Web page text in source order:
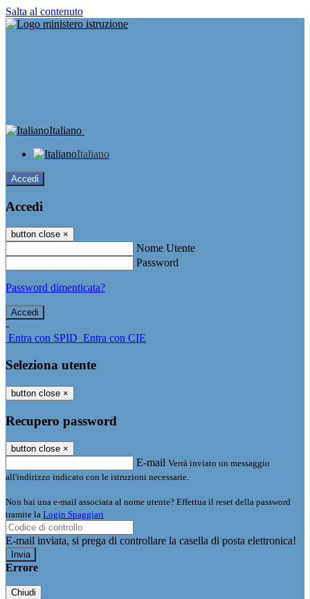
Salta al contenuto
Italiano
Italiano
Accedi
Accedi
button close ×
Nome Utente
Password
Password dimenticata?
-
Entra con SPID Entra con CIE
Seleziona utente
button close ×
Recupero password
button close ×
E-mail Verrà inviato un messaggio
all'indirizzo indicato con le istruzioni necessarie.
Non hai una e-mail associata al nome utente? Effettua il reset della password
tramite la Login Spaggiari
E-mail inviata, si prega di controllare la casella di posta elettronica!
Errore
Chiudi